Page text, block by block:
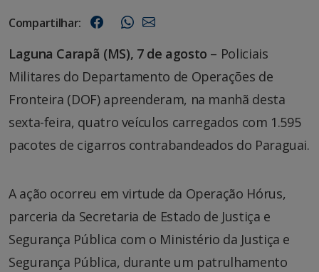
Compartilhar:
Laguna Carapã (MS), 7 de agosto – Policiais
Militares do Departamento de Operações de
Fronteira (DOF) apreenderam, na manhã desta
sexta-feira, quatro veículos carregados com 1.595
pacotes de cigarros contrabandeados do Paraguai.
A ação ocorreu em virtude da Operação Hórus,
parceria da Secretaria de Estado de Justiça e
Segurança Pública com o Ministério da Justiça e
Segurança Pública, durante um patrulhamento